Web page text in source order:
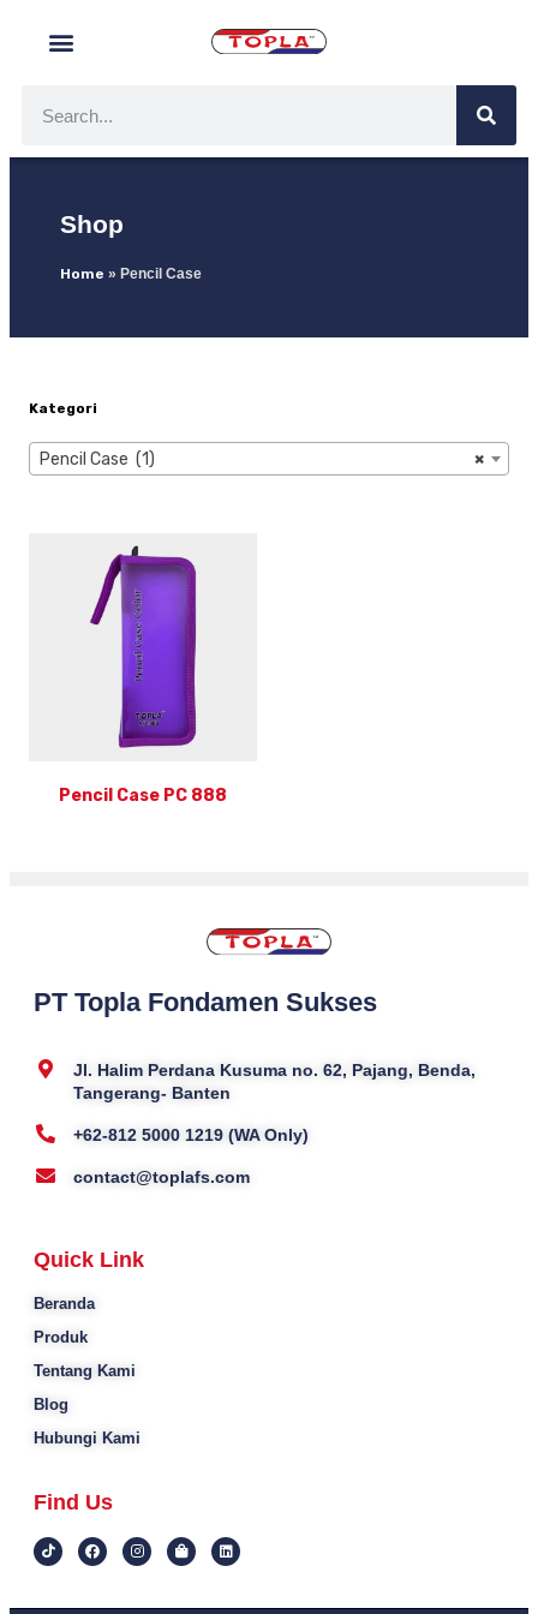
Shop
Home » Pencil Case
Kategori
×
Pencil Case (1)
Pencil Case PC 888
PT Topla Fondamen Sukses
Jl. Halim Perdana Kusuma no. 62, Pajang, Benda,
Tangerang- Banten
+62-812 5000 1219 (WA Only)
contact@toplafs.com
Quick Link
Beranda
Produk
Tentang Kami
Blog
Hubungi Kami
Find Us